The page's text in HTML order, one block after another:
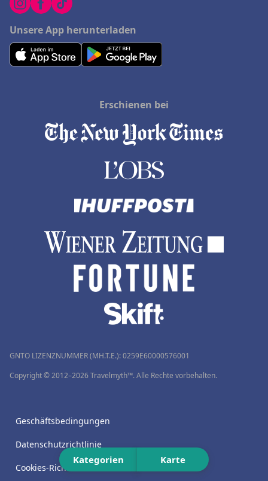
Kategorien Karte
Unsere App herunterladen
Erschienen bei
GNTO LIZENZNUMMER (MH.T.E.): 0259Ε60000576001
Copyright © 2012–2026 Travelmyth™. Alle Rechte vorbehalten.
Geschäftsbedingungen
Datenschutzrichtlinie
Cookies-Richtlinie